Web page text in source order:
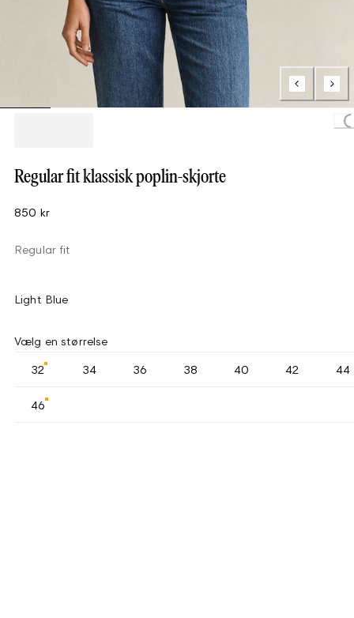
Regular fit klassisk poplin-skjorte
850 kr
Regular fit
Light Blue
Vælg en størrelse
32 34 36 38 40 42 44
46